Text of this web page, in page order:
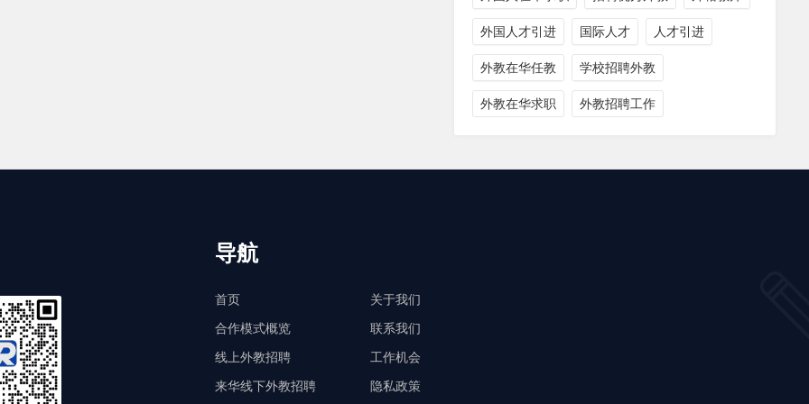
外国人才引进 国际人才 人才引进
外教在华任教 学校招聘外教
外教在华求职 外教招聘工作
导航
首页
合作模式概览
线上外教招聘
来华线下外教招聘
关于我们
联系我们
工作机会
隐私政策